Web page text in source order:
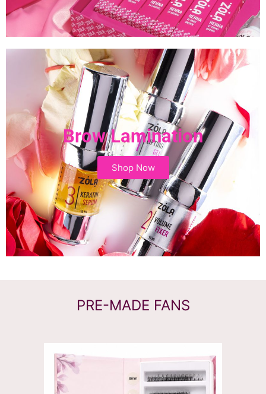
Brow Lamination
Shop Now
PRE-MADE FANS